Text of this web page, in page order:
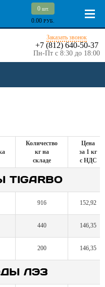
0 шт.
0.00 РУБ.
Заказать звонок
+7 (812) 640-50-37
Пн-Пт с 8:30 до 18:00
Количество
кг на
складе
Цена
за 1 кг
с НДС
916 152,92
440 146,35
200 146,35
ЛЭЗ